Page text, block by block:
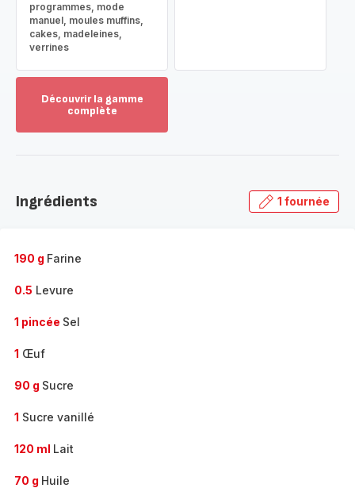
programmes, mode
manuel, moules muffins,
cakes, madeleines,
verrines
Découvrir la gamme
complète
gamme
Ingrédients 1 fournée
190 g Farine
0.5 Levure
1 pincée Sel
1 Œuf
90 g Sucre
1 Sucre vanillé
120 ml Lait
70 g Huile